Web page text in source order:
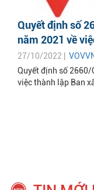
Quyết định số
năm 2021 về
27/10/2022 |
Quyết định số 2660/
việc thành lập Ban